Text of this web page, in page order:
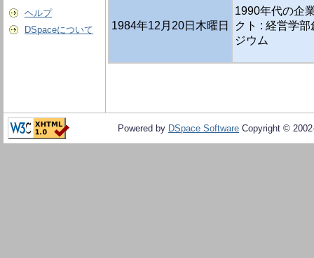
ヘルプ
DSpaceについて
1984年12月20日木曜日
1990年代の企
クト : 経営学
ジウム
Powered by DSpace Software Copyright ©